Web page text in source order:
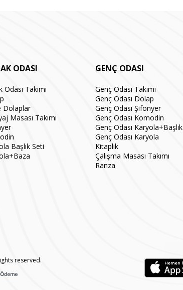
ODASI
Odası Takımı
Dolaplar
Masası Takımı
Başlık Seti
GENÇ ODASI
Genç Odası Takımı
Genç Odası Dolap
Genç Odası Şifonyer
Genç Odası Komodin
Genç Odası Karyola+Başlık
Genç Odası Karyola
Kitaplık
Çalışma Masası Takımı
Ranza
reserved.